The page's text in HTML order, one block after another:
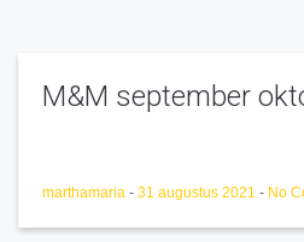
M&M september
marthamaria - 31 augustus 2021 - No